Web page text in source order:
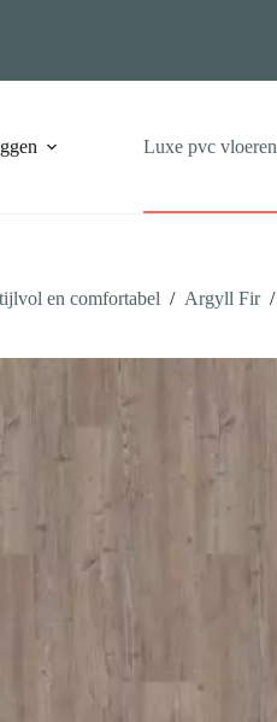
Luxe pvc vloeren
en comfortabel / Argyll Fir /